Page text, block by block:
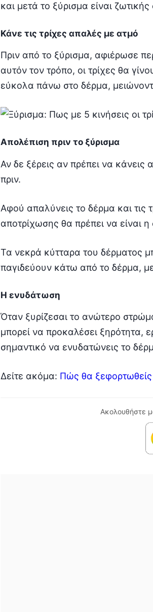
και μετά το ξύρισμα είναι
Κάνε τις τρίχες απαλές με ατμό
Πριν από το ξύρισμα, αφιέρωσε
αυτόν τον τρόπο, οι τρίχες θα
εύκολα πάνω στο δέρμα,
Απολέπιση πριν το ξύρισμα
Αν δε ξέρεις αν πρέπει να κάνεις
πριν.
Αφού απαλύνεις το δέρμα και τις
αποτρίχωσης θα πρέπει να είναι
Τα νεκρά κύτταρα του δέρματος
παγιδεύουν κάτω από το δέρμα,
Η ενυδάτωση
Όταν ξυρίζεσαι το ανώτερο
μπορεί να προκαλέσει ξηρότητα,
σημαντικό να ενυδατώνεις το
Δείτε ακόμα: Πώς θα
Ακολουθήστε